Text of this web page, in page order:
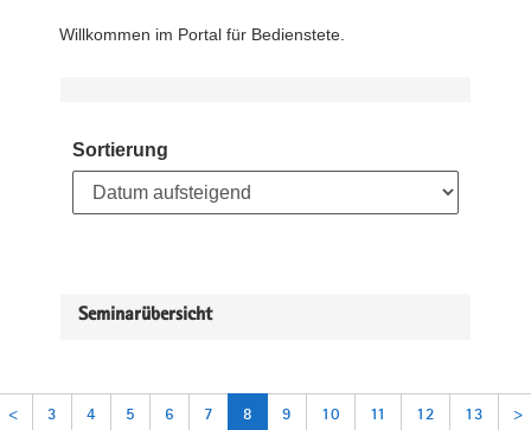
Willkommen im Portal für Bedienstete.
Sortierung
Seminarübersicht
< 3 4 5 6 7 8 9 10 11 12 13 >